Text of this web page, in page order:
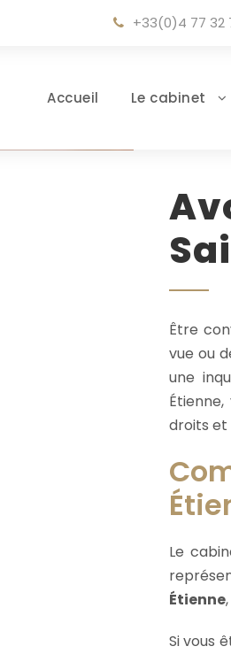
+33(0)4 77 32
Accueil Le cabinet
Être
vue ou
une
droits
Le
Étienne
Si vous